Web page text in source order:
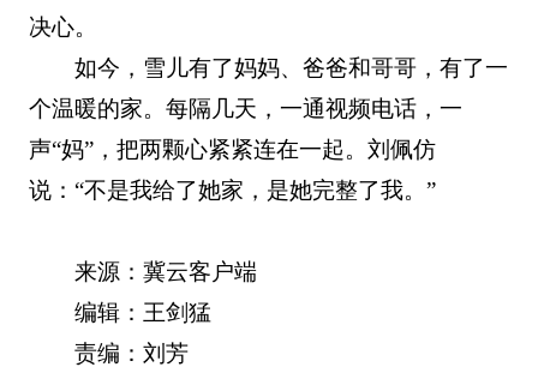
决心。
如今，雪儿有了妈妈、爸爸和哥哥，有了一
个温暖的家。每隔几天，一通视频电话，一
声“妈”，把两颗心紧紧连在一起。刘佩仿
说：“不是我给了她家，是她完整了我。”
来源：冀云客户端
编辑：王剑猛
责编：刘芳